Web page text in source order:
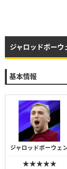
ジャロッドボー
基本情報
ジャロッドボーウェ
★★★★★